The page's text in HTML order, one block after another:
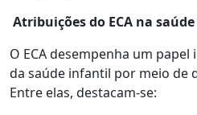
Atribuições do ECA na
O ECA desempenha um
da saúde infantil por meio de
Entre elas, destacam-se: